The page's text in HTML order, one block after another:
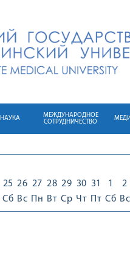
НАУКА
МЕЖДУНАРОДНОЕ
СОТРУДНИЧЕСТВО
25
Сб
26
Вс
27
Пн
28
Вт
29
Ср
30
Чт
31
Пт
1
Сб
2
Вс